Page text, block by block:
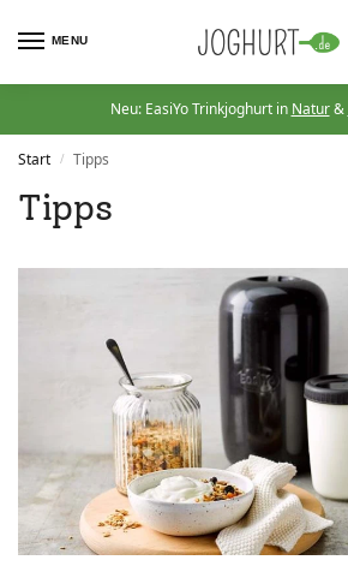
MENU
Neu: EasiYo Trinkjoghurt in Natur&
Start / Tipps
Tipps